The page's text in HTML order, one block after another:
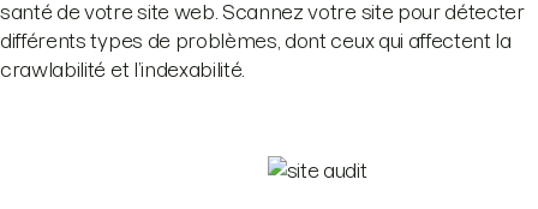
santé de votre site web. Scannez votre site pour détecter
différents types de problèmes, dont ceux qui affectent la
crawlabilité et l’indexabilité.